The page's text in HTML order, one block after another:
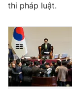
® Cấm sao chép
thuận bằng văn
thông tin từ
thi pháp luật.